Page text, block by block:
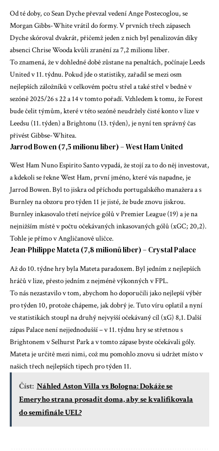
Od té doby, co Sean Dyche převzal vedení Ange Postecoglou, se
Morgan Gibbs-White vrátil do formy. V prvních třech zápasech
Dyche skóroval dvakrát, přičemž jeden z nich byl penalizován díky
absenci Chrise Wooda kvůli zranění za 7,2 milionu liber.
To znamená, že v dohledné době zůstane na penaltách, počínaje Leeds
United v 11. týdnu. Pokud jde o statistiky, zařadil se mezi osm
nejlepších záložníků v celkovém počtu střel a také střel v bedně v
sezóně 2025/26 s 22 a 14 v tomto pořadí. Vzhledem k tomu, že Forest
bude čelit týmům, které v této sezóně neudržely čisté konto v lize v
Leedsu (11. týden) a Brightonu (13. týden), je nyní ten správný čas
přivést Gibbse-Whitea.
Jarrod Bowen (7,5 milionu liber) – West Ham United
West Ham Nuno Espirito Santo vypadá, že stojí za to do něj investovat,
a kdekoli se řekne West Ham, první jméno, které vás napadne, je
Jarrod Bowen. Byl to jiskra od příchodu portugalského manažera a s
Burnley na obzoru pro týden 11 je jisté, že bude znovu jiskrou.
Burnley inkasovalo třetí nejvíce gólů v Premier League (19) a je na
nejnižším místě v počtu očekávaných inkasovaných gólů (xGC; 20,2).
Tohle je přímo v Angličanově uličce.
Jean-Philippe Mateta (7,8 milionů liber) – Crystal Palace
Až do 10. týdne hry byla Mateta paradoxem. Byl jedním z nejlepších
hráčů v lize, přesto jedním z nejméně výkonných v FPL.
To nás nezastavilo v tom, abychom ho doporučili jako nejlepší výběr
pro týden 10, protože chápeme, jak dobrý je. Tuto víru oplatil a nyní
ve statistikách stoupl na druhý nejvyšší očekávaný cíl (xG) 8,1. Další
zápas Palace není nejjednodušší – v 11. týdnu hry se střetnou s
Brightonem v Selhurst Park a v tomto zápase byste očekávali góly.
Mateta je určitě mezi nimi, což mu pomohlo znovu si udržet místo v
našich třech nejlepších tipech pro týden 11.
Číst: Náhled Aston Villa vs Bologna: Dokáže se
Emeryho strana prosadit doma, aby se kvalifikovala
do semifinále UEL?